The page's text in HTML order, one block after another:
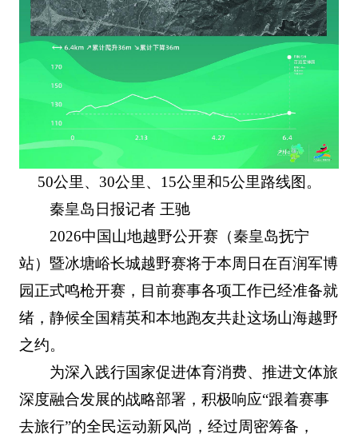
50公里、30公里、15公里和5公里路线图。
秦皇岛日报记者 王驰
2026中国山地越野公开赛（秦皇岛抚宁
站）暨冰塘峪长城越野赛将于本周日在百润军博
园正式鸣枪开赛，目前赛事各项工作已经准备就
绪，静候全国精英和本地跑友共赴这场山海越野
之约。
为深入践行国家促进体育消费、推进文体旅
深度融合发展的战略部署，积极响应“跟着赛事
去旅行”的全民运动新风尚，经过周密筹备，